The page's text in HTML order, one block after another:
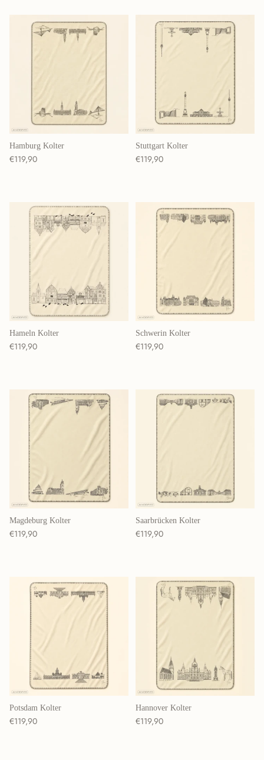
Hamburg Kolter
Normaler Preis
€119,90
Stuttgart Kolter
Normaler Preis
€119,90
Hameln Kolter
Normaler Preis
€119,90
Schwerin Kolter
Normaler Preis
€119,90
Magdeburg Kolter
Normaler Preis
€119,90
Saarbrücken Kolter
Normaler Preis
€119,90
Potsdam Kolter
Normaler Preis
€119,90
Hannover Kolter
Normaler Preis
€119,90